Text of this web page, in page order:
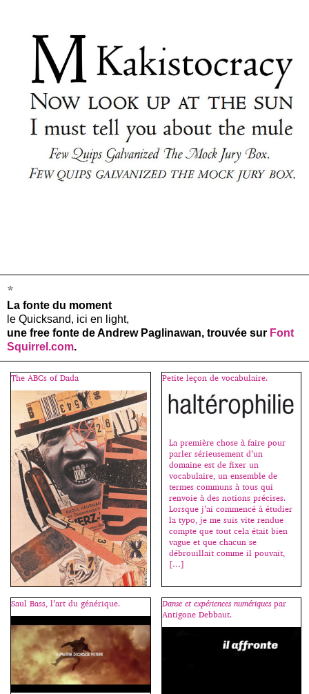
*
La fonte du moment
le Quicksand, ici en light,
une free fonte de Andrew Paglinawan, trouvée sur Font
Squirrel.com.
The ABCs of Dada
Le Dadaïsme puise sa force dans
la culture du non-sens, dans
l’ironie élevée au niveau de
pratique artistique et, lorsque
Dada part à la conquête du
langage, c’est pour découvrir
une autre forme de
Petite leçon de vocabulaire.
La première chose à faire pour
parler sérieusement d’un
domaine est de fixer un
vocabulaire, un ensemble de
termes communs à tous qui
renvoie à des notions précises.
Lorsque j’ai commencé à étudier
la typo, je me suis vite rendue
compte que tout cela était bien
vague et que chacun se
débrouillait comme il pouvait,
[…]
Saul Bass, l’art du générique. Danse et expériences numériquespar
Antigone Debbaut.